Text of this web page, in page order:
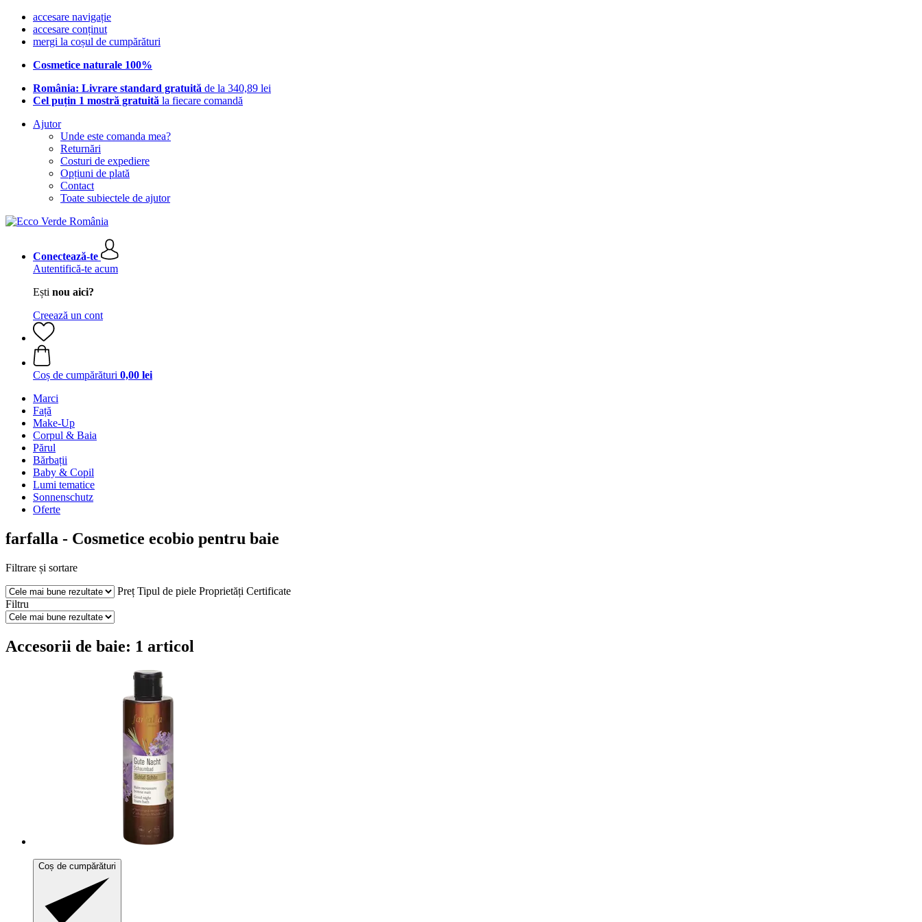
accesare navigație
accesare conținut
mergi la coșul de cumpărături
Cosmetice naturale 100%
România: Livrare standard gratuită de la 340,89 lei
Cel puțin 1 mostră gratuită la fiecare comandă
Ajutor
Unde este comanda mea?
Returnări
Costuri de expediere
Opțiuni de plată
Contact
Toate subiectele de ajutor
Conectează-te
Autentifică-te acum
Ești nou aici?
Creează un cont
Coș de cumpărături 0,00 lei
Marci
Față
Make-Up
Corpul & Baia
Părul
Bărbații
Baby & Copil
Lumi tematice
Sonnenschutz
Oferte
farfalla - Cosmetice ecobio pentru baie
Filtrare și sortare
Preț Tipul de piele Proprietăți Certificate
Filtru
Accesorii de baie: 1 articol
Coș de cumpărături